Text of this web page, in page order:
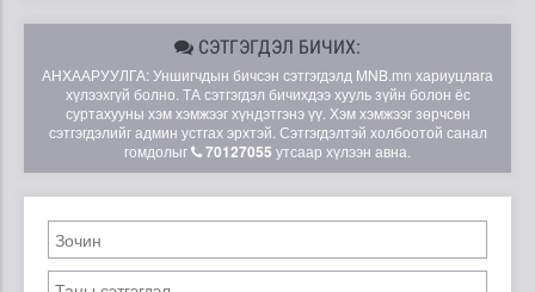
СЭТГЭГДЭЛ БИЧИХ:
АНХААРУУЛГА: Уншигчдын бичсэн сэтгэгдэлд MNB.mn хариуцлага
хүлээхгүй болно. ТА сэтгэгдэл бичихдээ хууль зүйн болон ёс
суртахууны хэм хэмжээг хүндэтгэнэ үү. Хэм хэмжээг зөрчсөн
сэтгэгдэлийг админ устгах эрхтэй. Сэтгэгдэлтэй холбоотой санал
гомдолыг
70127055 утсаар хүлээн авна.